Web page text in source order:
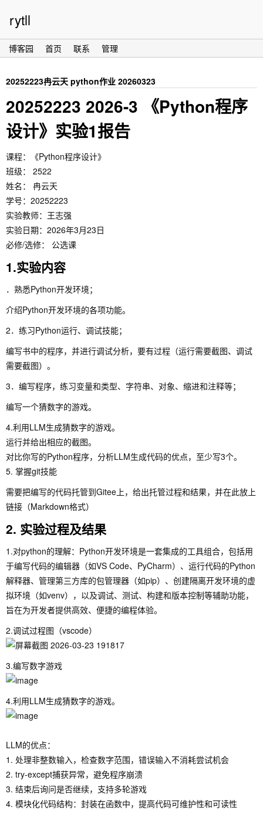
rytll
博客园 首页 联系 管理
20252223冉云天 python作业 20260323
20252223 2026-3 《Python程序
设计》实验1报告
课程：《Python程序设计》
班级： 2522
姓名： 冉云天
学号：20252223
实验教师：王志强
实验日期：2026年3月23日
必修/选修： 公选课
1.实验内容
．熟悉Python开发环境；
介绍Python开发环境的各项功能。
2．练习Python运行、调试技能；
编写书中的程序，并进行调试分析，要有过程（运行需要截图、调试
需要截图）。
3．编写程序，练习变量和类型、字符串、对象、缩进和注释等；
编写一个猜数字的游戏。
4.利用LLM生成猜数字的游戏。
运行并给出相应的截图。
对比你写的Python程序，分析LLM生成代码的优点，至少写3个。
5. 掌握git技能
需要把编写的代码托管到Gitee上，给出托管过程和结果，并在此放上
链接（Markdown格式）
2. 实验过程及结果
1.对python的理解：Python开发环境是一套集成的工具组合，包括用
于编写代码的编辑器（如VS Code、PyCharm）、运行代码的Python
解释器、管理第三方库的包管理器（如pip）、创建隔离开发环境的虚
拟环境（如venv），以及调试、测试、构建和版本控制等辅助功能，
旨在为开发者提供高效、便捷的编程体验。
2.调试过程图（vscode）
3.编写数字游戏
4.利用LLM生成猜数字的游戏。
LLM的优点：
1. 处理非整数输入，检查数字范围，错误输入不消耗尝试机会
2. try-except捕获异常，避免程序崩溃
3. 结束后询问是否继续，支持多轮游戏
4. 模块化代码结构：封装在函数中，提高代码可维护性和可读性